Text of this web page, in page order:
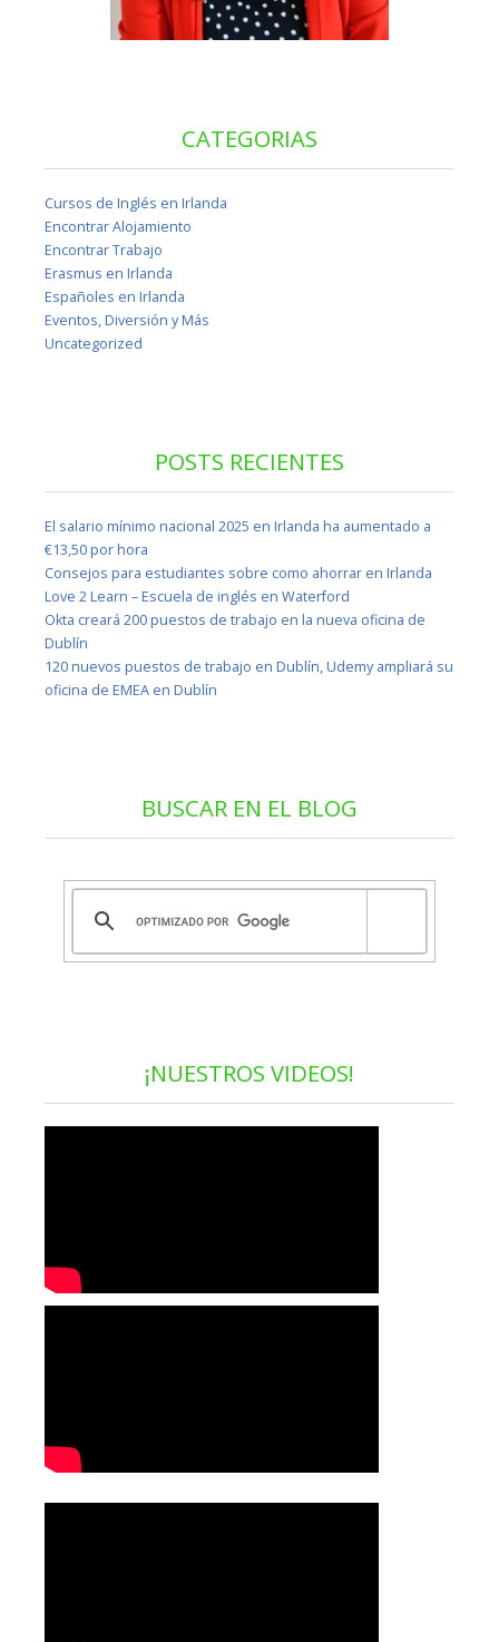
CATEGORIAS
Cursos de Inglés en Irlanda
Encontrar Alojamiento
Encontrar Trabajo
Erasmus en Irlanda
Españoles en Irlanda
Eventos, Diversión y Más
Uncategorized
POSTS RECIENTES
El salario mínimo nacional 2025 en Irlanda ha aumentado a
€13,50 por hora
Consejos para estudiantes sobre como ahorrar en Irlanda
Love 2 Learn – Escuela de inglés en Waterford
Okta creará 200 puestos de trabajo en la nueva oficina de
Dublín
120 nuevos puestos de trabajo en Dublín, Udemy ampliará su
oficina de EMEA en Dublín
BUSCAR EN EL BLOG
¡NUESTROS VIDEOS!